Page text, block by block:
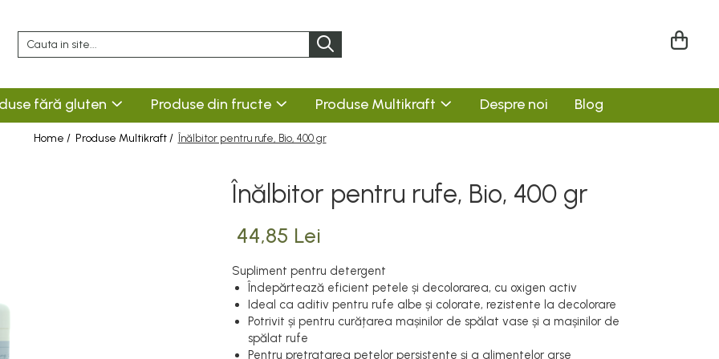
fără gluten Produse din fructe Produse Multikraft Despre noi Blog
Home / Produse Multikraft / Înălbitor pentru rufe, Bio, 400 gr
Înălbitor pentru rufe, Bio, 400 gr
44,85 Lei
Supliment pentru detergent
Îndepărtează eficient petele și decolorarea, cu oxigen activ
Ideal ca aditiv pentru rufe albe și colorate, rezistente la decolorare
Potrivit și pentru curățarea mașinilor de spălat vase și a mașinilor de
spălat rufe
Pentru pretratarea petelor persistente și a alimentelor arse